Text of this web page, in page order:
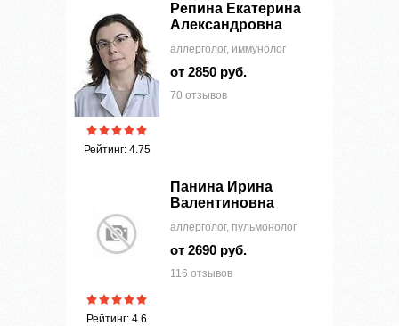
Рейтинг: 4.75
Репина Екатерина
Александровна
аллерголог, иммунолог
от 2850 руб.
70 отзывов
Рейтинг: 4.6
Панина Ирина
Валентиновна
аллерголог, пульмонолог
от 2690 руб.
116 отзывов